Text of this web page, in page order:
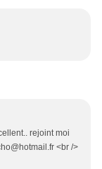
rejoint moi
<br />